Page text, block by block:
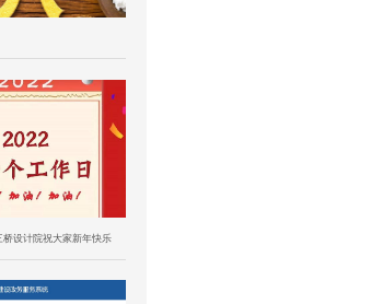
桥设计院祝大家新年快乐